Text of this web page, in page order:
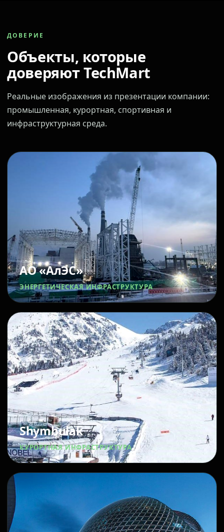
ДОВЕРИЕ
Объекты, которые
доверяют TechMart
Реальные изображения из презентации компании:
промышленная, курортная, спортивная и
инфраструктурная среда.
АО «АлЭС»
ЭНЕРГЕТИЧЕСКАЯ ИНФРАСТРУКТУРА
Shymbulak
КУРОРТНАЯ ИНФРАСТРУКТУРА